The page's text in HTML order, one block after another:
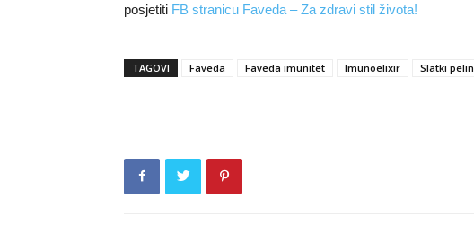
posjetiti FB stranicu Faveda – Za zdravi stil života!
TAGOVI Faveda Faveda imunitet Imunoelixir Slatki pelin